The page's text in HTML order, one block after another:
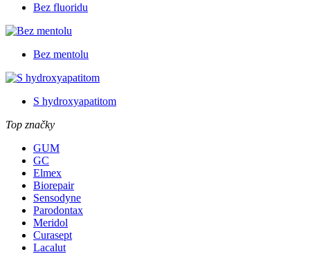
Bez fluoridu
Bez mentolu
S hydroxyapatitom
Top značky
GUM
GC
Elmex
Biorepair
Sensodyne
Parodontax
Meridol
Curasept
Lacalut